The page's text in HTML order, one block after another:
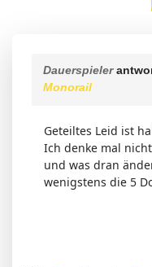
Dauerspieler
Monorail
Geteiltes Leid ist
Ich denke mal
und was dran
wenigstens die 5